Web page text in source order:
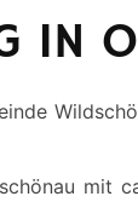
IN
mit